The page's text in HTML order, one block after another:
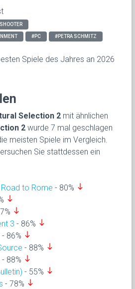
#PC #PETRA SCHMITZ
Spiele des Jahres an 2026
Selection 2 mit ähnlichen
2 wurde 7 mal geschlagen
meisten Spiele im Vergleich.
Sie stattdessen ein
to Rome - 80% south
south
south
3 - 86% south
- 86% south
- 88% south
- 88% south
- 55% south
- 78% south